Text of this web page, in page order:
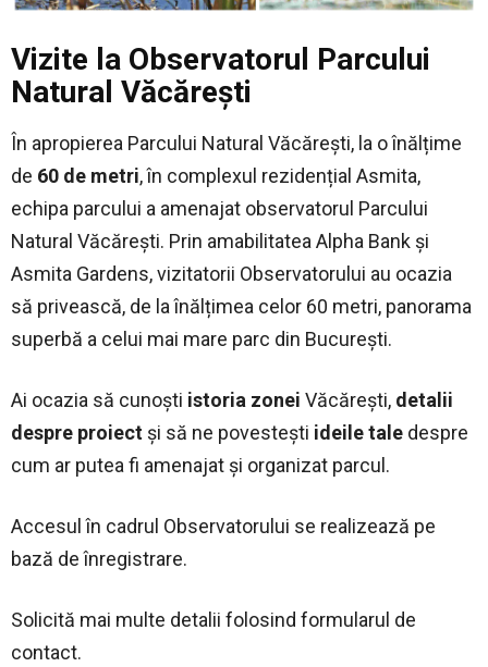
Vizite la Observatorul Parcului
Natural Văcărești
În apropierea Parcului Natural Văcărești, la o înălțime
de 60 de metri, în complexul rezidențial Asmita,
echipa parcului a amenajat observatorul Parcului
Natural Văcărești. Prin amabilitatea Alpha Bank și
Asmita Gardens, vizitatorii Observatorului au ocazia
să privească, de la înălțimea celor 60 metri, panorama
superbă a celui mai mare parc din București.
Ai ocazia să cunoști istoria zonei Văcărești, detalii
despre proiect și să ne povestești ideile tale despre
cum ar putea fi amenajat și organizat parcul.
Accesul în cadrul Observatorului se realizează pe
bază de înregistrare.
Solicită mai multe detalii folosind formularul de
contact.